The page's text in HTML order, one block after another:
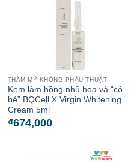
THẨM MỸ KHÔNG PHẪU THUẬT
Kem làm hồng nhũ hoa và “cô
bé” BQCell X Virgin Whitening
Cream 5ml
₫674,000